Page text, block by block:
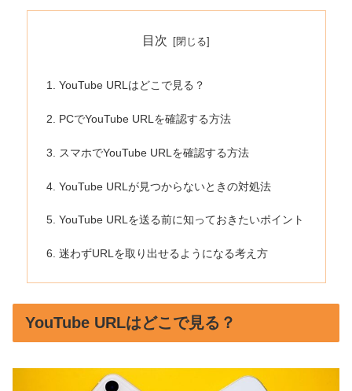
目次
YouTube URLはどこで見る？
PCでYouTube URLを確認する方法
スマホでYouTube URLを確認する方法
YouTube URLが見つからないときの対処法
YouTube URLを送る前に知っておきたいポイント
迷わずURLを取り出せるようになる考え方
YouTube URLはどこで見る？